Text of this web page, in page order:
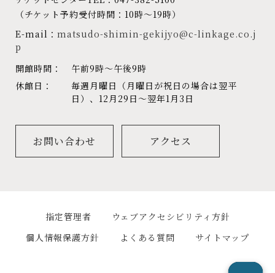
（チケット予約受付時間：10時～19時）
E-mail： matsudo-shimin-gekijyo@c-linkage.co.j
p
開館時間：
午前9時～午後9時
休館日：
毎週月曜日（月曜日が祝日の場合は翌平
日）、12月29日～翌年1月3日
お問い合わせ アクセス
指定管理者
ウェブアクセシビリティ方針
個人情報保護方針
よくある質問 サイトマップ